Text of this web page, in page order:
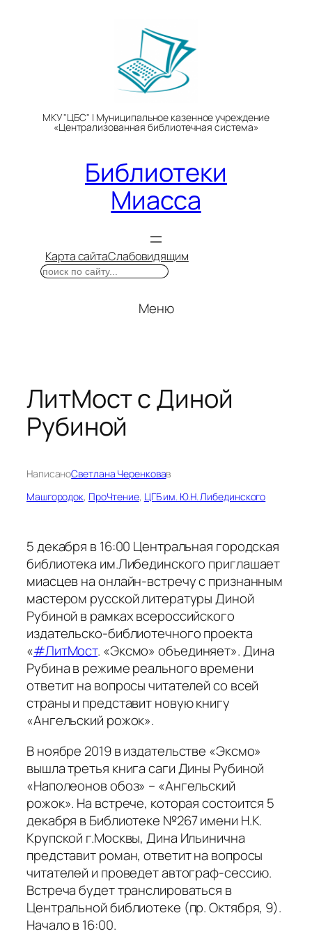
МКУ "ЦБС" | Муниципальное казенное учреждение
«Централизованная библиотечная система»
Библиотеки
Миасса
Карта сайтаСлабовидящим
Поиск
Меню
ЛитМост с Диной
Рубиной
НаписаноСветлана Черенковав
Машгородок, ПроЧтение, ЦГБ им. Ю.Н. Либединского
5 декабря в 16:00 Центральная городская
библиотека им.Либединского приглашает
миасцев на онлайн-встречу с признанным
мастером русской литературы Диной
Рубиной в рамках всероссийского
издательско-библиотечного проекта
«#ЛитМост. «Эксмо» объединяет». Дина
Рубина в режиме реального времени
ответит на вопросы читателей со всей
страны и представит новую книгу
«Ангельский рожок».
В ноябре 2019 в издательстве «Эксмо»
вышла третья книга саги Дины Рубиной
«Наполеонов обоз» – «Ангельский
рожок». На встрече, которая состоится 5
декабря в Библиотеке №267 имени Н.К.
Крупской г.Москвы, Дина Ильинична
представит роман, ответит на вопросы
читателей и проведет автограф-сессию.
Встреча будет транслироваться в
Центральной библиотеке (пр. Октября, 9).
Начало в 16:00.